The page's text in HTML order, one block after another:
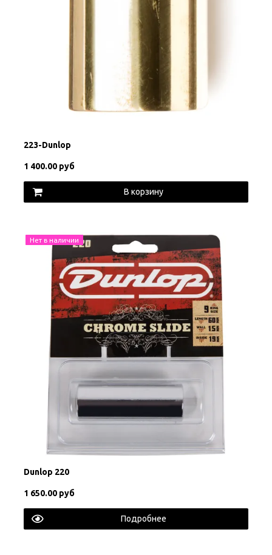
223-Dunlop
1 400.00 руб
В корзину
Нет в наличии
Dunlop 220
1 650.00 руб
Подробнее